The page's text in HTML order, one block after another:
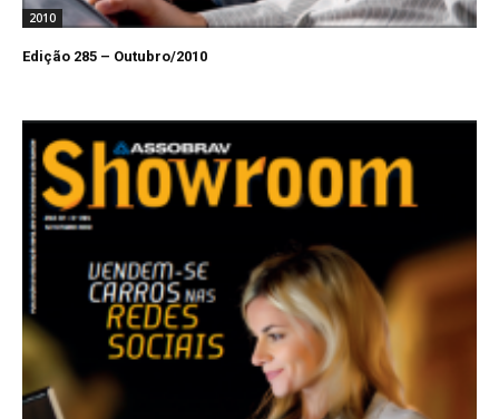
2010
Edição 285 – Outubro/2010